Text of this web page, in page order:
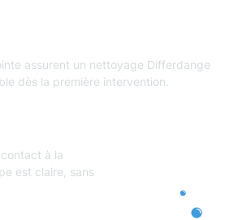
assurent un nettoyage Differdange
dès la première intervention.
à la
est claire, sans